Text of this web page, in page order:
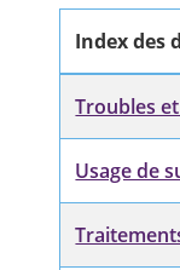
Index des
Troubles
Usage de